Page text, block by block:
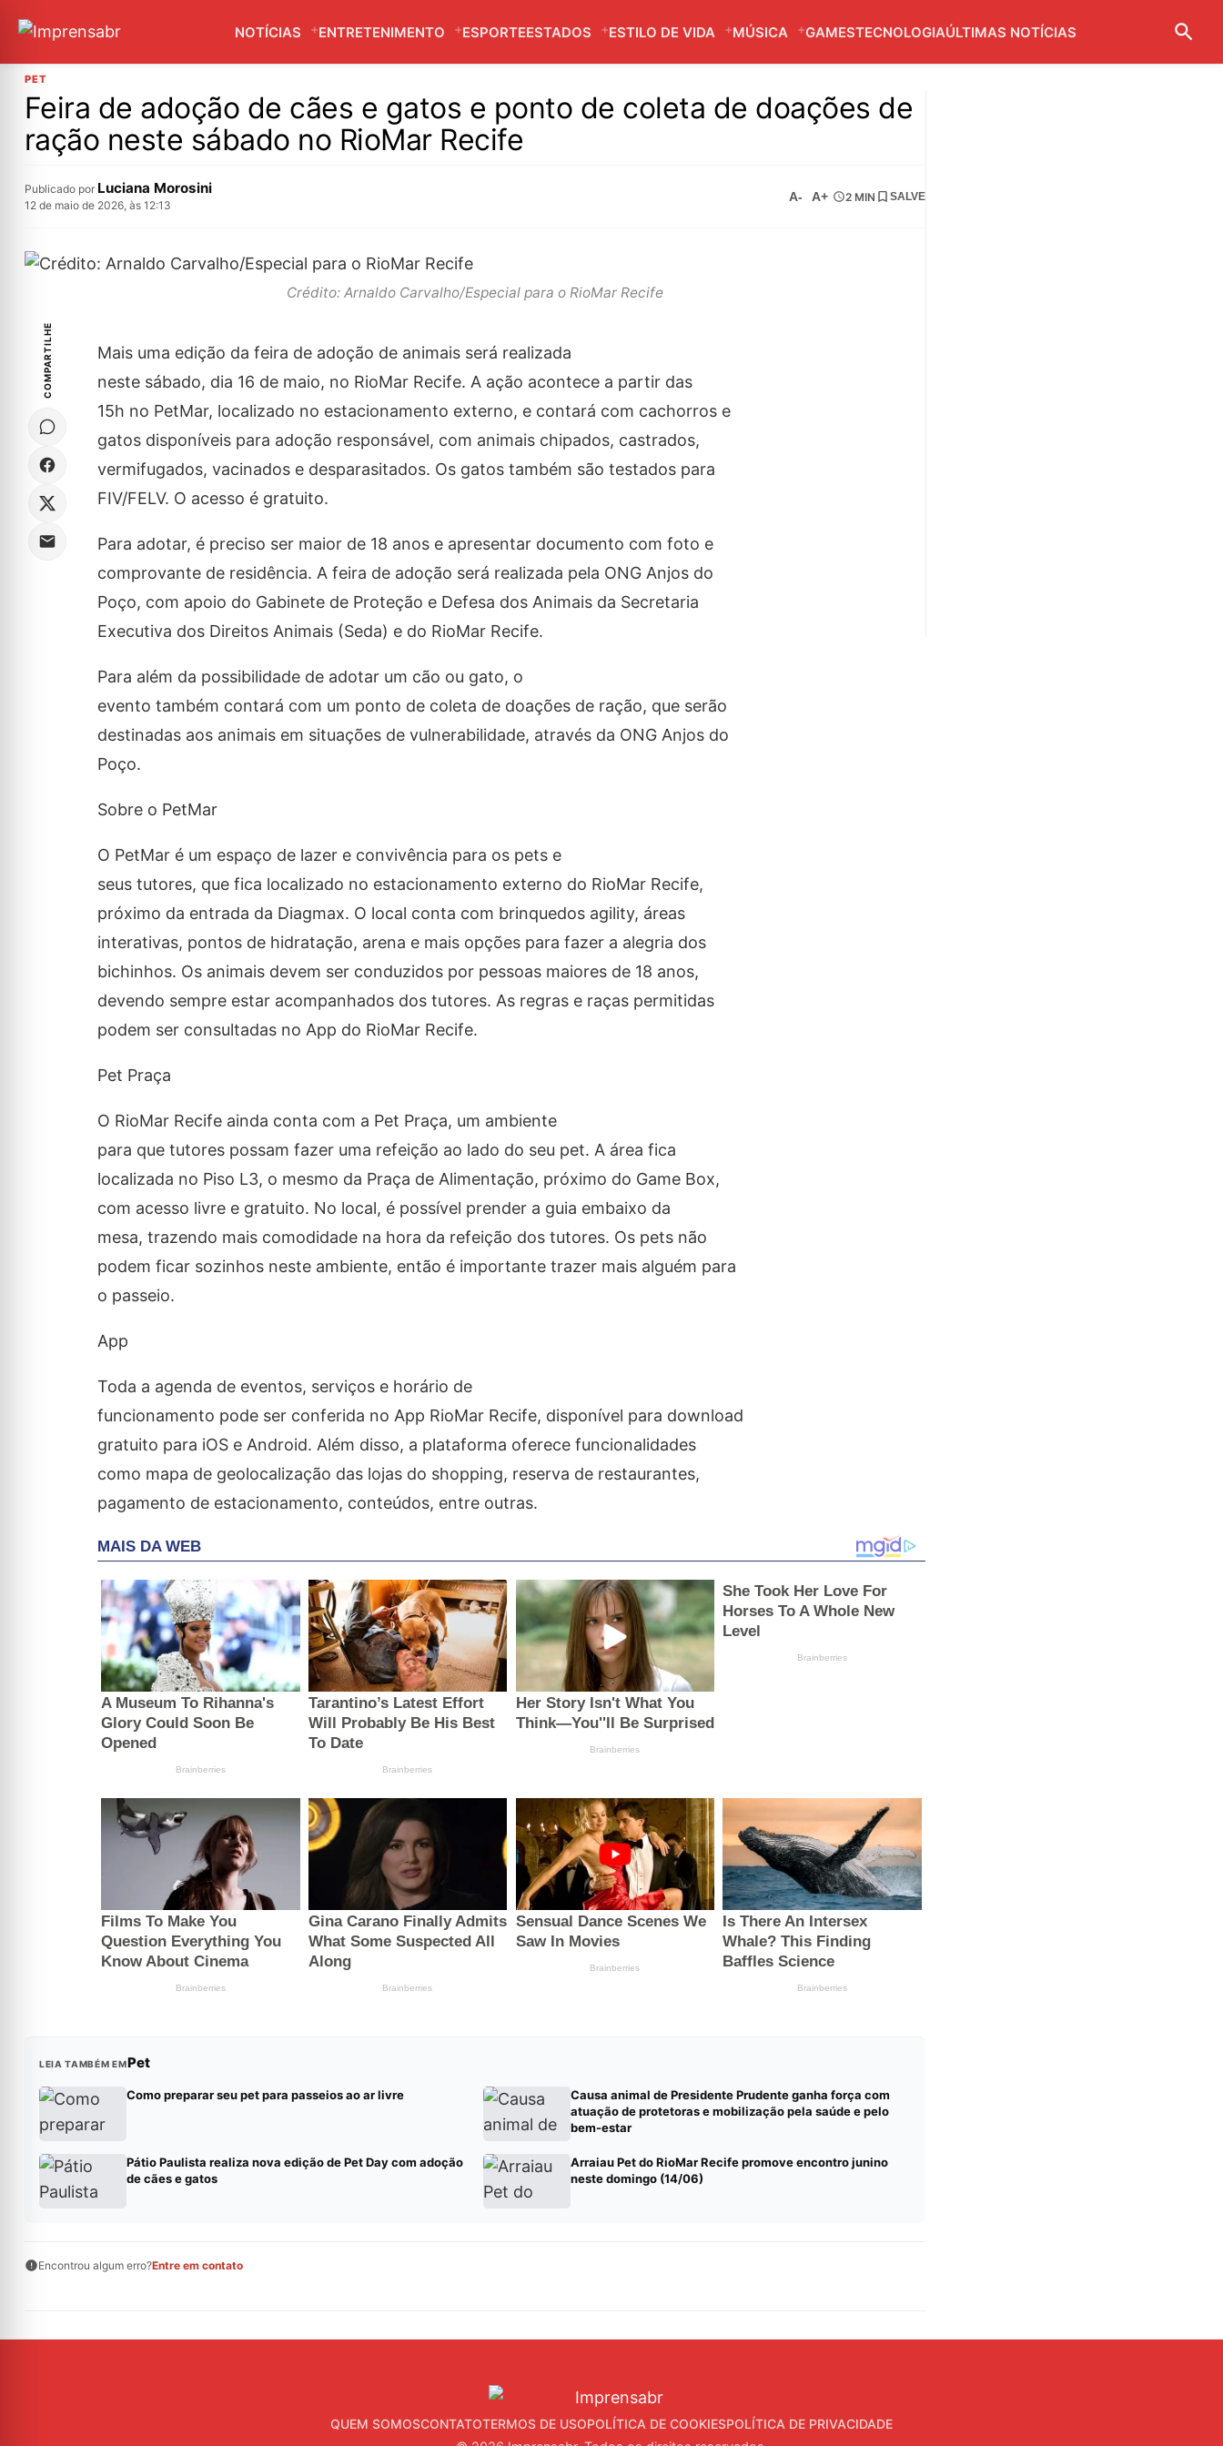
NOTÍCIAS ENTRETENIMENTO ESPORTEESTADOS ESTILO DE VIDA MÚSICA GAMESTECNOLOGIAÚLTIMAS NOTÍCIAS
PET
Feira de adoção de cães e gatos e ponto de coleta de doações de
ração neste sábado no RioMar Recife
Publicado por Luciana Morosini
12 de maio de 2026, às 12:13
A- A+ 2 MIN SALVE
Crédito: Arnaldo Carvalho/Especial para o RioMar Recife
COMPARTILHE
Mais uma edição da feira de adoção de animais será realizada
neste sábado, dia 16 de maio, no RioMar Recife. A ação acontece a partir das
15h no PetMar, localizado no estacionamento externo, e contará com cachorros e
gatos disponíveis para adoção responsável, com animais chipados, castrados,
vermifugados, vacinados e desparasitados. Os gatos também são testados para
FIV/FELV. O acesso é gratuito.
Para adotar, é preciso ser maior de 18 anos e apresentar documento com foto e
comprovante de residência. A feira de adoção será realizada pela ONG Anjos do
Poço, com apoio do Gabinete de Proteção e Defesa dos Animais da Secretaria
Executiva dos Direitos Animais (Seda) e do RioMar Recife.
Para além da possibilidade de adotar um cão ou gato, o
evento também contará com um ponto de coleta de doações de ração, que serão
destinadas aos animais em situações de vulnerabilidade, através da ONG Anjos do
Poço.
Sobre o PetMar
O PetMar é um espaço de lazer e convivência para os pets e
seus tutores, que fica localizado no estacionamento externo do RioMar Recife,
próximo da entrada da Diagmax. O local conta com brinquedos agility, áreas
interativas, pontos de hidratação, arena e mais opções para fazer a alegria dos
bichinhos. Os animais devem ser conduzidos por pessoas maiores de 18 anos,
devendo sempre estar acompanhados dos tutores. As regras e raças permitidas
podem ser consultadas no App do RioMar Recife.
Pet Praça
O RioMar Recife ainda conta com a Pet Praça, um ambiente
para que tutores possam fazer uma refeição ao lado do seu pet. A área fica
localizada no Piso L3, o mesmo da Praça de Alimentação, próximo do Game Box,
com acesso livre e gratuito. No local, é possível prender a guia embaixo da
mesa, trazendo mais comodidade na hora da refeição dos tutores. Os pets não
podem ficar sozinhos neste ambiente, então é importante trazer mais alguém para
o passeio.
App
Toda a agenda de eventos, serviços e horário de
funcionamento pode ser conferida no App RioMar Recife, disponível para download
gratuito para iOS e Android. Além disso, a plataforma oferece funcionalidades
como mapa de geolocalização das lojas do shopping, reserva de restaurantes,
pagamento de estacionamento, conteúdos, entre outras.
LEIA TAMBÉM EMPet
Como preparar seu pet para passeios ao ar livre
Causa animal de Presidente Prudente ganha força com
atuação de protetoras e mobilização pela saúde e pelo
bem-estar
Pátio Paulista realiza nova edição de Pet Day com adoção
de cães e gatos
Arraiau Pet do RioMar Recife promove encontro junino
neste domingo (14/06)
Encontrou algum erro?Entre em contato
QUEM SOMOSCONTATOTERMOS DE USOPOLÍTICA DE COOKIESPOLÍTICA DE PRIVACIDADE